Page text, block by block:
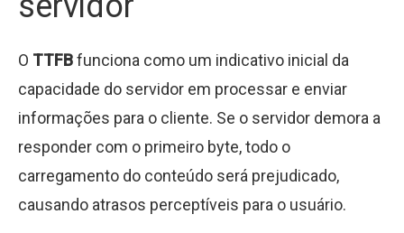
O TTFBfunciona como um indicativo inicial da
capacidade do servidor em processar e enviar
informações para o cliente. Se o servidor demora a
responder com o primeiro byte, todo o
carregamento do conteúdo será prejudicado,
causando atrasos perceptíveis para o usuário.